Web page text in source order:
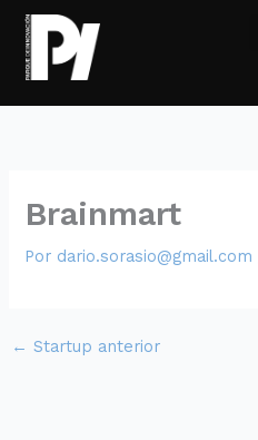
contenido
Brainmart
Por dario.sorasio@gmail.com
← Startup anterior